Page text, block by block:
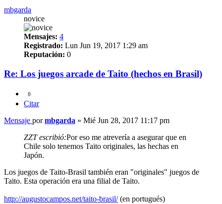
mbgarda
novice
Mensajes: 4
Registrado: Lun Jun 19, 2017 1:29 am
Reputación: 0
Re: Los juegos arcade de Taito (hechos en Brasil)
0
Citar
Mensaje pormbgarda » Mié Jun 28, 2017 11:17 pm
ZZT escribió:Por eso me atrevería a asegurar que en
Chile solo tenemos Taito originales, las hechas en
Japón.
Los juegos de Taito-Brasil también eran "originales" juegos de
Taito. Esta operación era una filial de Taito.
http://augustocampos.net/taito-brasil/(en portugués)